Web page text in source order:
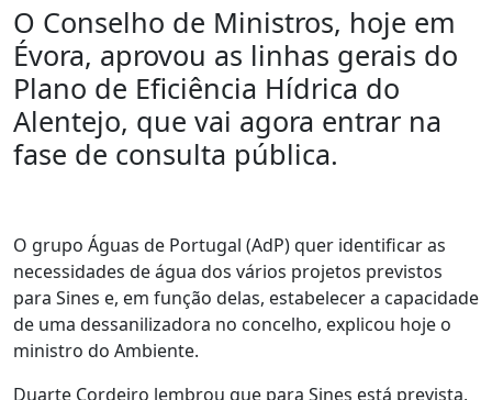
O Conselho de Ministros, hoje em
Évora, aprovou as linhas gerais do
Plano de Eficiência Hídrica do
Alentejo, que vai agora entrar na
fase de consulta pública.
O grupo Águas de Portugal (AdP) quer identificar as
necessidades de água dos vários projetos previstos
para Sines e, em função delas, estabelecer a capacidade
de uma dessanilizadora no concelho, explicou hoje o
ministro do Ambiente.
Duarte Cordeiro lembrou que para Sines está prevista,